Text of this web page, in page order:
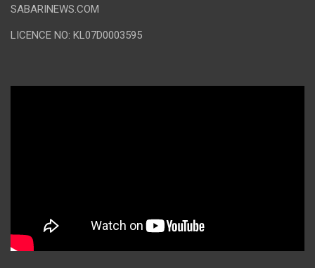
SABARINEWS.COM
LICENCE NO: KL07D0003595